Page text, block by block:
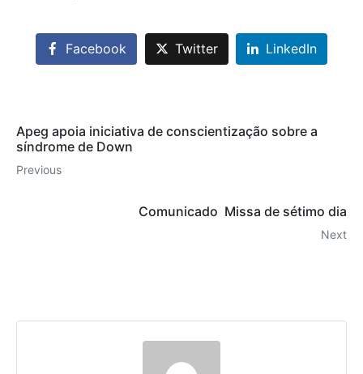
Facebook Twitter LinkedIn
Apeg apoia iniciativa de conscientização sobre a
síndrome de Down
Previous
Comunicado  Missa de sétimo dia
Next